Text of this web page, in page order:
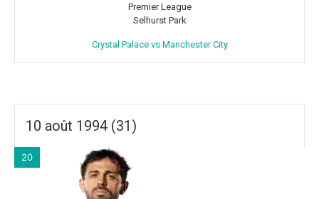
Premier League
Selhurst Park
Crystal Palace vs Manchester City
10 août 1994 (31)
20